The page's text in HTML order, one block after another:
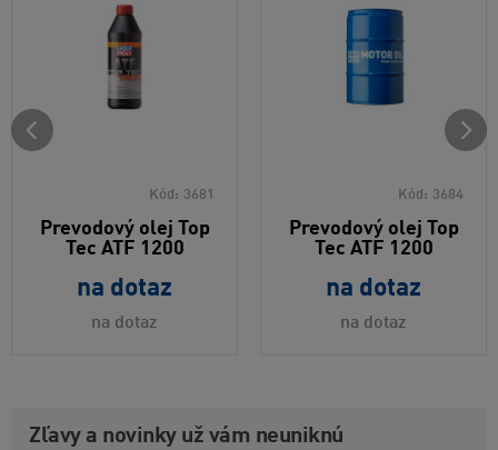
Kód: 3681
Prevodový olej Top
Tec ATF 1200
na dotaz
na dotaz
Kód: 3684
Prevodový olej Top
Tec ATF 1200
na dotaz
na dotaz
Zľavy a novinky už vám neuniknú